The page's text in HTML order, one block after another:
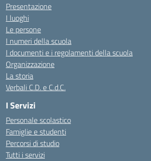
Presentazione
I luoghi
Le persone
I numeri della scuola
I documenti e i regolamenti della scuola
Organizzazione
La storia
Verbali C.D. e C.d.C.
I Servizi
Personale scolastico
Famiglie e studenti
Percorsi di studio
Tutti i servizi